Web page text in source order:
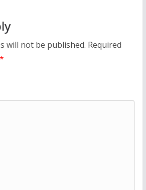
will not be published. Required
*